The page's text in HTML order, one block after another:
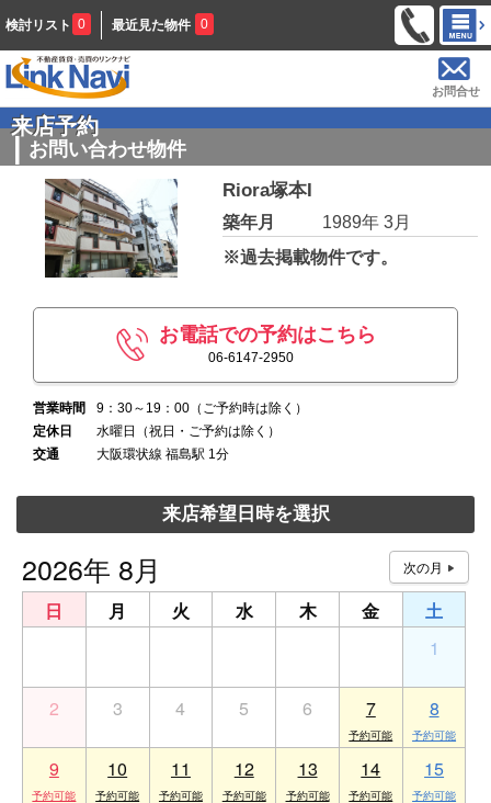
検討リスト 0 最近見た物件 0
お問合せ
来店予約
お問い合わせ物件
Riora塚本I
築年月
1989年 3月
※過去掲載物件です。
お電話での予約はこちら
06-6147-2950
営業時間
9：30～19：00（ご予約時は除く）
定休日
水曜日（祝日・ご予約は除く）
交通
大阪環状線 福島駅 1分
来店希望日時を選択
2026年 8月
日 月 火 水 木 金
土
1
2 3 4 5 6 7 8
9 10 11 12 13 14 15